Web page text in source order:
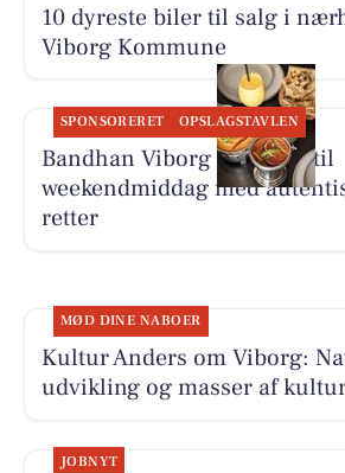
10 dyreste biler til salg i
Viborg Kommune
SPONSORERET OPSLAGSTAVLEN
Bandhan Viborg inviterer til
weekendmiddag med
retter
MØD DINE NABOER
Kultur Anders om Viborg:
udvikling og masser af
JOBNYT